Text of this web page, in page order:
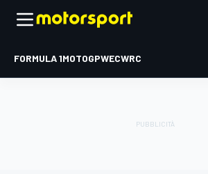
FORMULA 1MOTOGPWECWRC